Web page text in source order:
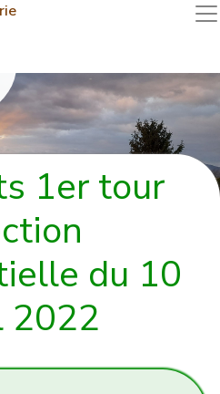
1er tour
du 10
2022